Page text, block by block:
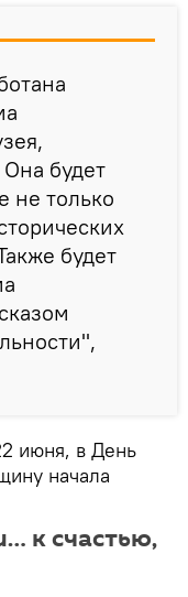
будет
не только
будет
июня, в День
начала
к счастью,